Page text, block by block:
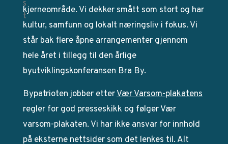
kjerneområde. Vi dekker smått som stort og har
kultur, samfunn og lokalt næringsliv i fokus. Vi
står bak flere åpne arrangementer gjennom
hele året i tillegg til den årlige
byutviklingskonferansen Bra By.
Bypatrioten jobber etterVær Varsom-plakatens
regler for god presseskikk og følger Vær
varsom-plakaten. Vi har ikke ansvar for innhold
på eksterne nettsider som det lenkes til. Alt